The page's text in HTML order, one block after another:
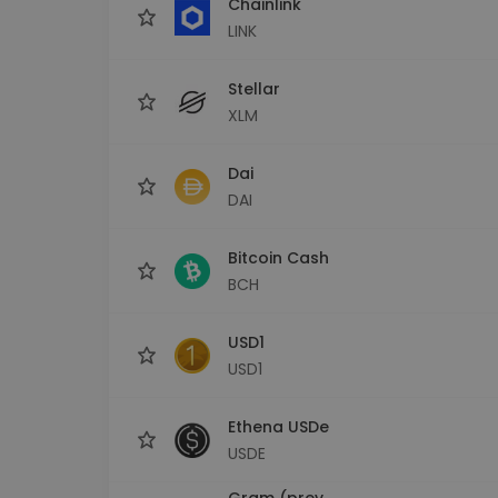
LINK
Stellar
XLM
Dai
DAI
Bitcoin Cash
BCH
USD1
USD1
Ethena USDe
USDE